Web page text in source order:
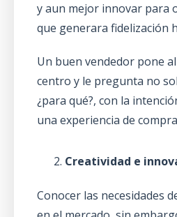
y aun mejor innovar para
que generara fidelización
Un buen vendedor pone
centro y le pregunta no
¿para qué?, con la
una experiencia de
Creatividad e
Conocer las necesidades